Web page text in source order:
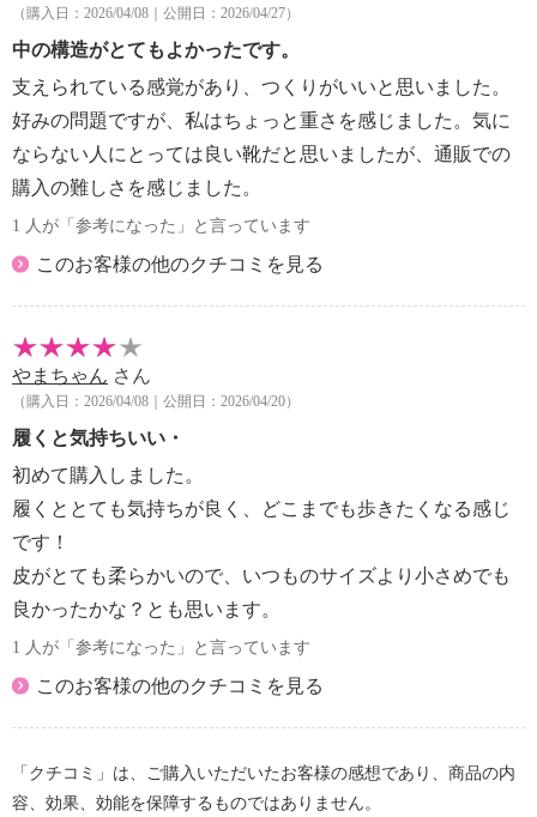
（購入日：2026/04/08｜公開日：2026/04/27）
中の構造がとてもよかったです。
支えられている感覚があり、つくりがいいと思いました。
好みの問題ですが、私はちょっと重さを感じました。気に
ならない人にとっては良い靴だと思いましたが、通販での
購入の難しさを感じました。
1 人が「参考になった」と言っています
このお客様の他のクチコミを見る
やまちゃん さん
（購入日：2026/04/08｜公開日：2026/04/20）
履くと気持ちいい・
初めて購入しました。
履くととても気持ちが良く、どこまでも歩きたくなる感じ
です！
皮がとても柔らかいので、いつものサイズより小さめでも
良かったかな？とも思います。
1 人が「参考になった」と言っています
このお客様の他のクチコミを見る
「クチコミ」は、ご購入いただいたお客様の感想であり、商品の内
容、効果、効能を保障するものではありません。